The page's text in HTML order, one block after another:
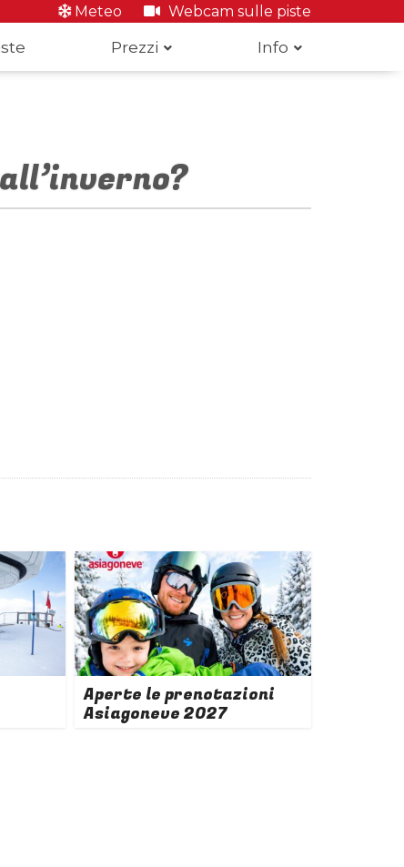
Meteo Webcam sulle piste
Prezzi Info
Aperte le prenotazioni
Asiagoneve 2027